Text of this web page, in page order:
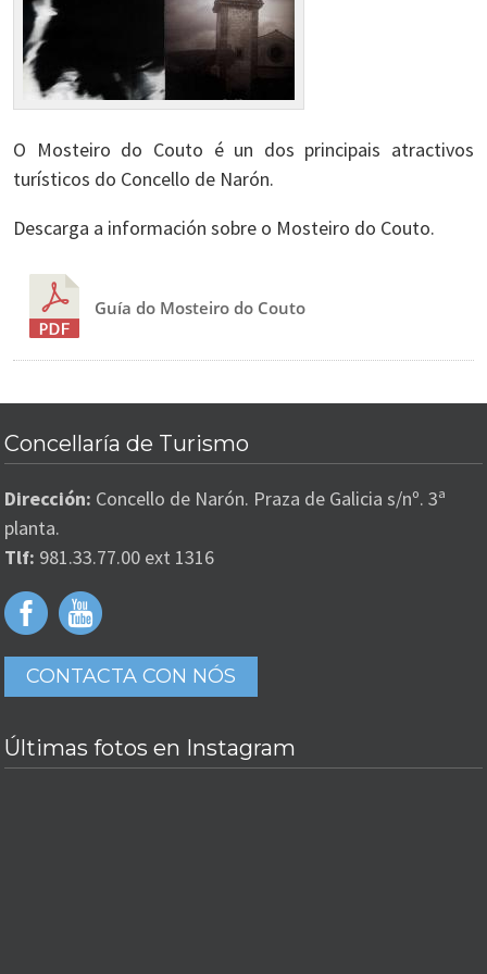
O Mosteiro do Couto é un dos principais atractivos
turísticos do Concello de Narón.
Descarga a información sobre o Mosteiro do Couto.
Guía do Mosteiro do Couto
Concellaría de Turismo
Dirección: Concello de Narón. Praza de Galicia s/nº. 3ª
planta.
Tlf: 981.33.77.00 ext 1316
CONTACTA CON NÓS
Últimas fotos en Instagram